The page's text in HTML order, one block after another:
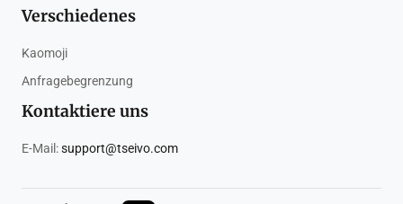
Verschiedenes
Kaomoji
Anfragebegrenzung
Kontaktiere uns
E-Mail:support@tseivo.com